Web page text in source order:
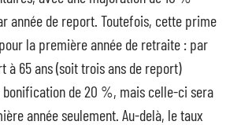
année de report. Toutefois, cette prime
la première année de retraite : par
à 65 ans (soit trois ans de report)
bonification de 20 %, mais celle-ci sera
année seulement. Au-delà, le taux